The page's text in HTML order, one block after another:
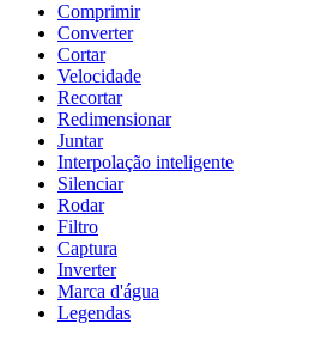
Comprimir
Converter
Cortar
Velocidade
Recortar
Redimensionar
Juntar
Interpolação inteligente
Silenciar
Rodar
Filtro
Captura
Inverter
Marca d'água
Legendas